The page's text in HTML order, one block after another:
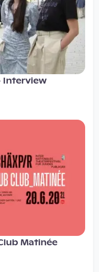
Interview
Matinée